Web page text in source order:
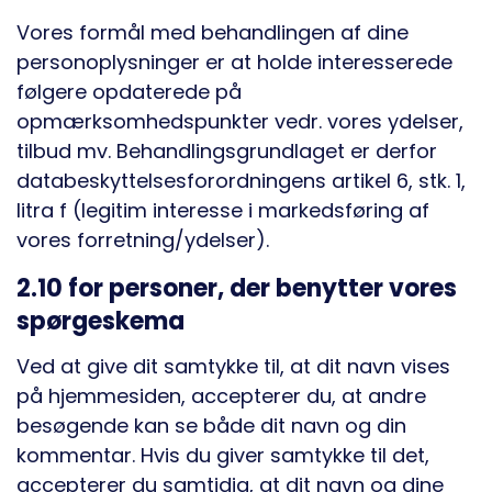
Vores formål med behandlingen af dine
personoplysninger er at holde interesserede
følgere opdaterede på
opmærksomhedspunkter vedr. vores ydelser,
tilbud mv. Behandlingsgrundlaget er derfor
databeskyttelsesforordningens artikel 6, stk. 1,
litra f (legitim interesse i markedsføring af
vores forretning/ydelser).
2.10 for personer, der benytter vores
spørgeskema
Ved at give dit samtykke til, at dit navn vises
på hjemmesiden, accepterer du, at andre
besøgende kan se både dit navn og din
kommentar. Hvis du giver samtykke til det,
accepterer du samtidig, at dit navn og dine